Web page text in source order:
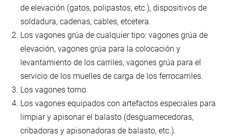
de elevación (gatos, polipastos, etc.), dispositivos de
soldadura, cadenas, cables, etcetera.
Los vagones grúa de cualquier tipo: vagones grúa de
elevación, vagones grúa para la colocación y
levantamiento de los carriles, vagones grúa para el
servicio de los muelles de carga de los ferrocarriles.
Los vagones torno.
Los vagones equipados con artefactos especiales para
limpiar y apisonar el balasto (desguarnecedoras,
cribadoras y apisonadoras de balasto, etc.).